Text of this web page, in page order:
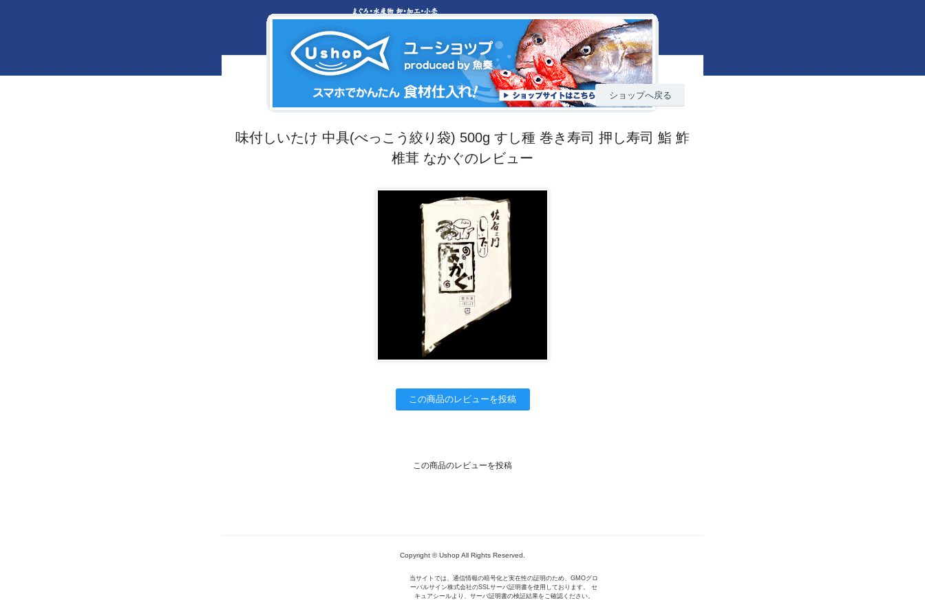
ショップへ戻る
味付しいたけ 中具(べっこう絞り袋) 500g すし種 巻き寿司 押し寿司 鮨 鮓
椎茸 なかぐのレビュー
この商品のレビューを投稿
この商品のレビューを投稿
Copyright © Ushop All Rights Reserved.
当サイトでは、通信情報の暗号化と実在性の証明のため、GMOグロ
ーバルサイン株式会社のSSLサーバ証明書を使用しております。 セ
キュアシールより、サーバ証明書の検証結果をご確認ください。